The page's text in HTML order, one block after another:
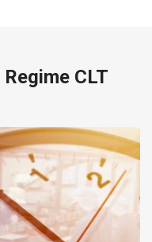
Regime CLT